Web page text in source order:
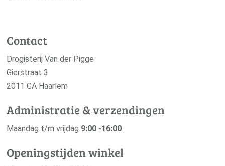
Contact
Drogisterij Van der Pigge
Gierstraat 3
2011 GA Haarlem
Administratie & verzendingen
Maandag t/m vrijdag 9:00 -16:00
Openingstijden winkel